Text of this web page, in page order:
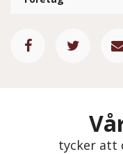
tycker att